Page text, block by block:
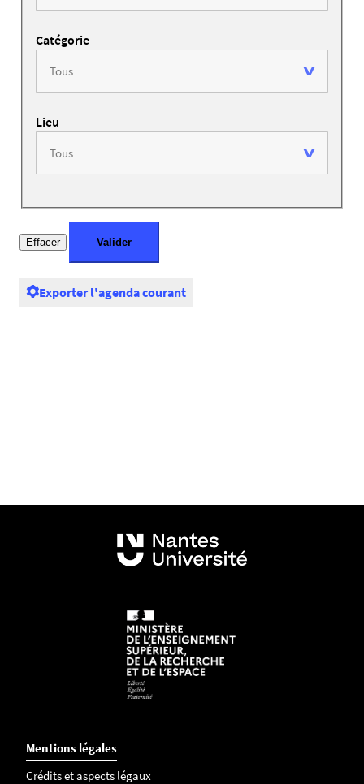
Catégorie
Lieu
Exporter l'agenda courant
Mentions légales
Crédits et aspects légaux